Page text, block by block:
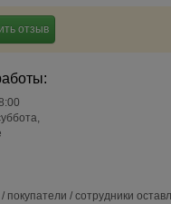
отзыв
/ сотрудники